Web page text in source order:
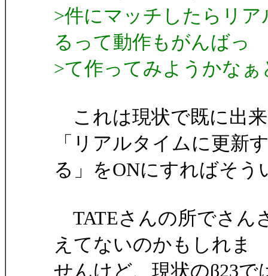
>件にマッチしたらリ
るって動作もがんばっ
>て作ってみようかな
これは現状で既に出
「リアルタイムに更新
る」をONにすればそ
TATEさんの所でさん
えてないのかもしれま
せんけど、現状のβ23